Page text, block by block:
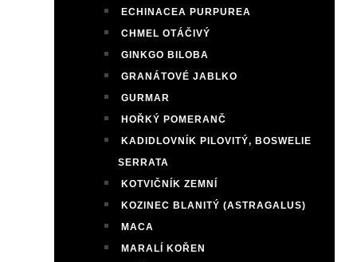
ECHINACEA PURPUREA
CHMEL OTÁČIVÝ
GINKGO BILOBA
GRANÁTOVÉ JABLKO
GURMAR
HOŘKÝ POMERANČ
KADIDLOVNÍK PILOVITÝ, BOSWELIE
SERRATA
KOTVIČNÍK ZEMNÍ
KOZINEC BLANITÝ (ASTRAGALUS)
MACA
MARALÍ KOŘEN